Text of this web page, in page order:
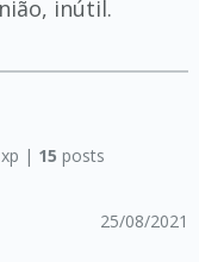
inútil.
xp | 15 posts
25/08/2021